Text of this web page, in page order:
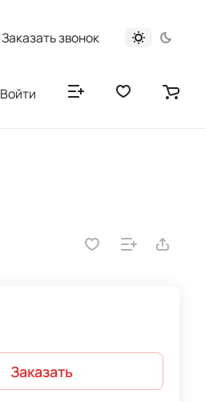
Заказать звонок
Войти
Заказать